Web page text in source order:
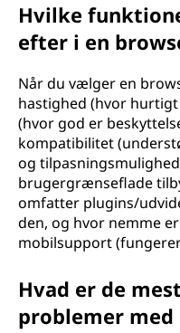
Hvilke
efter i en
Når du vælger en
hastighed (hvor
(hvor god er
kompatibilitet
og
brugergrænseflade
omfatter plugins/
den, og hvor nemme
mobilsupport
Hvad er de
problemer med